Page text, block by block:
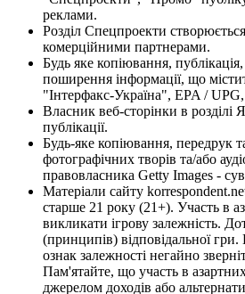
реклами.
Розділ Спецпроекти
комерційними партнерами.
Будь яке копіювання,
поширення інформації, що
"Інтерфакс-Україна", EPA /
Власник веб-сторінки в розділі
публікації.
Будь-яке копіювання, передрук
фотографічних творів та/або
правовласника Getty Images -
Матеріали сайту
старше 21 року (21+). Участь в
викликати ігрову залежність.
(принципів) відповідальної
ознак залежності негайно
Пам'ятайте, що участь в
джерелом доходів або